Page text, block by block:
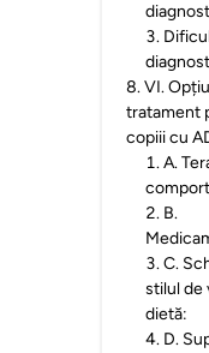
3.
8.VI.
tratament
copiii cu
1.A.
2. B.
3.C.
stilul de
dietă:
4. D.